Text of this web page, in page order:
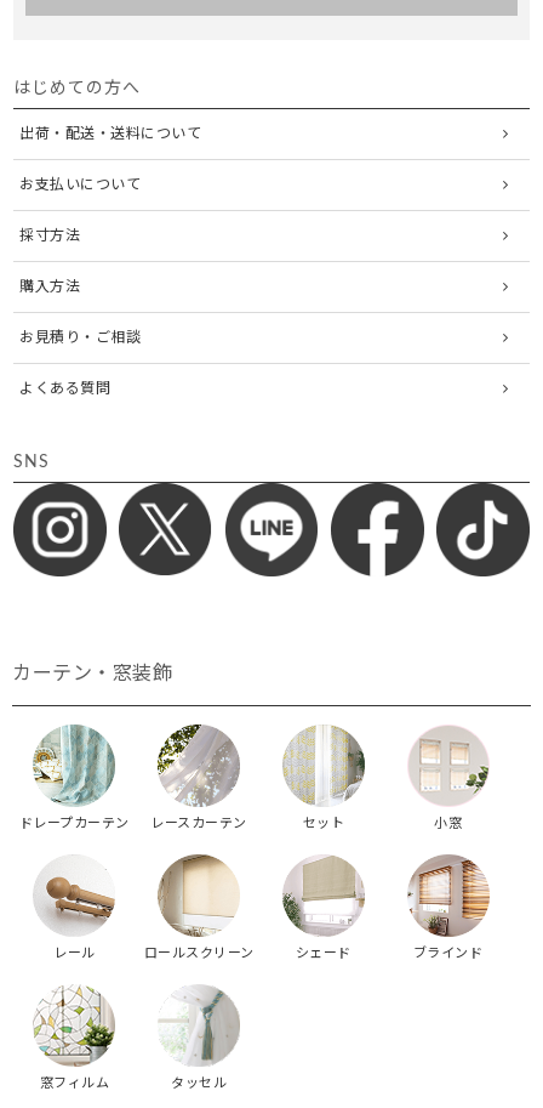
はじめての方へ
出荷・配送・送料について
お支払いについて
採寸方法
購入方法
お見積り・ご相談
よくある質問
SNS
カーテン・窓装飾
ドレープカーテン レースカーテン セット 小窓
レール ロールスクリーン シェード ブラインド
窓フィルム タッセル